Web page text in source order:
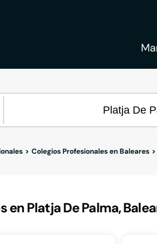
Colegios Profesionales en Baleares
Platja De Palma,